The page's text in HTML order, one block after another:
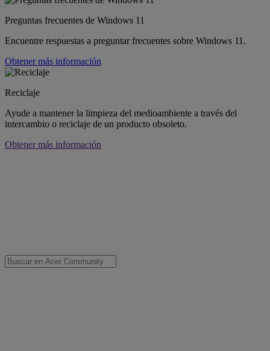
Preguntas frecuentes de Windows 11
Encuentre respuestas a preguntar frecuentes sobre Windows 11.
Obtener más información
Reciclaje
Ayude a mantener la limpieza del medioambiente a través del
intercambio o reciclaje de un producto obsoleto.
Obtener más información